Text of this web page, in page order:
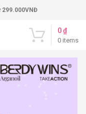
299.000VNĐ
0 items
0₫